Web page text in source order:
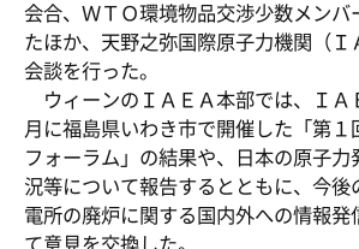
会合、ＷＴＯ環境物品交渉少数メンバ
たほか、天野之弥国際原子力機関（Ｉ
会談を行った。
ウィーンのＩＡＥＡ本部では、ＩＡ
月に福島県いわき市で開催した「第１
フォーラム」の結果や、日本の原子
況等について報告するとともに、今後
電所の廃炉に関する国内外への情報発